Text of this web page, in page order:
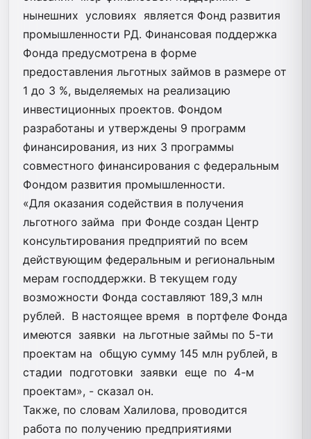
нынешних условиях является Фонд развития
промышленности РД. Финансовая поддержка
Фонда предусмотрена в форме
предоставления льготных займов в размере от
1 до 3 %, выделяемых на реализацию
инвестиционных проектов. Фондом
разработаны и утверждены 9 программ
финансирования, из них 3 программы
совместного финансирования с федеральным
Фондом развития промышленности.
«Для оказания содействия в получения
льготного займа при Фонде создан Центр
консультирования предприятий по всем
действующим федеральным и региональным
мерам господдержки. В текущем году
возможности Фонда составляют 189,3 млн
рублей. В настоящее время в портфеле Фонда
имеются заявки на льготные займы по 5-ти
проектам на общую сумму 145 млн рублей, в
стадии подготовки заявки еще по 4-м
проектам», - сказал он.
Также, по словам Халилова, проводится
работа по получению предприятиями